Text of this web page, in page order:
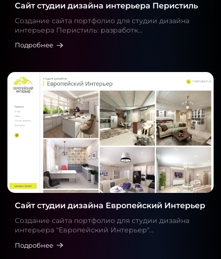
Сайт студии дизайна интерьера Перистиль
Создание сайта портфолио для студии дизайна
интерьера Перистиль: разработк…
Подробнее
Сайт студии дизайна Европейский Интерьер
Создание сайта портфолио для студии дизайна
интерьера "Европейский Интерьер"…
Подробнее